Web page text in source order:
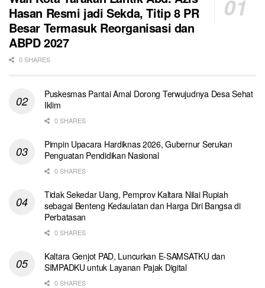
Hasan Resmi jadi Sekda, Titip 8 PR
Besar Termasuk Reorganisasi dan
ABPD 2027
0 SHARES
Puskesmas Pantai Amal Dorong Terwujudnya Desa Sehat
Iklim
0 SHARES
Pimpin Upacara Hardiknas 2026, Gubernur Serukan
Penguatan Pendidikan Nasional
0 SHARES
Tidak Sekedar Uang, Pemprov Kaltara Nilai Rupiah
sebagai Benteng Kedaulatan dan Harga Diri Bangsa di
Perbatasan
0 SHARES
Kaltara Genjot PAD, Luncurkan E-SAMSATKU dan
SIMPADKU untuk Layanan Pajak Digital
0 SHARES